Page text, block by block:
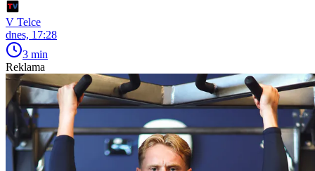
V Telce
dnes, 17:28
3 min
Reklama